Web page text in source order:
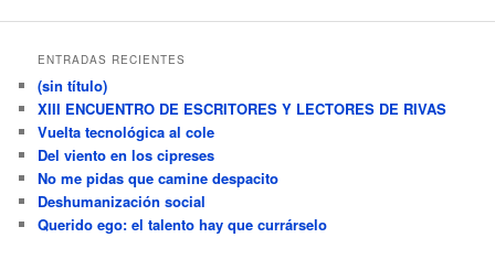
ENTRADAS RECIENTES
(sin título)
XIII ENCUENTRO DE ESCRITORES Y LECTORES DE RIVAS
Vuelta tecnológica al cole
Del viento en los cipreses
No me pidas que camine despacito
Deshumanización social
Querido ego: el talento hay que currárselo